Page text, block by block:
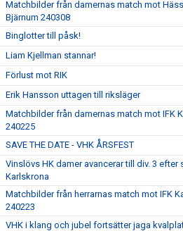
Matchbilder från damernas match mot
Bjärnum 240308
Binglotter till påsk!
Liam Kjellman stannar!
Förlust mot RIK
Erik Hansson uttagen till riksläger
Matchbilder från damernas match mot IFK
240225
SAVE THE DATE - VHK ÅRSFEST
Vinslövs HK damer avancerar till div. 3 efter
Karlskrona
Matchbilder från herrarnas match mot IFK
240223
VHK i klang och jubel fortsätter jaga